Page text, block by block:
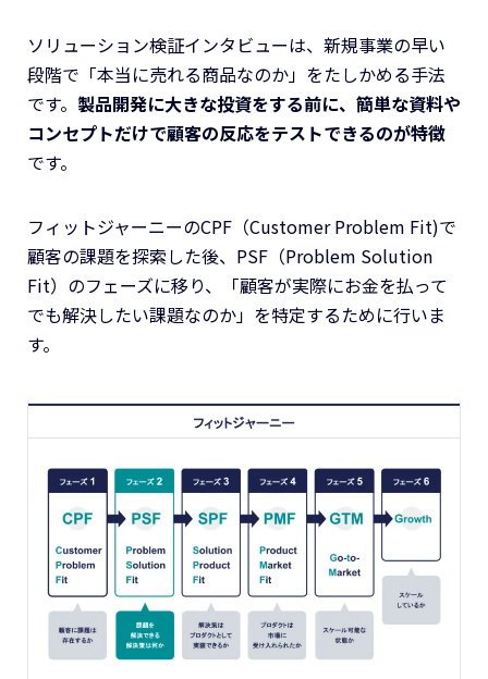
ソリューション検証インタビューは、新規事業の早い
段階で「本当に売れる商品なのか」をたしかめる手法
です。 製品開発に大きな投資をする前に、簡単な資料や
コンセプトだけで顧客の反応をテストできるのが特徴
です。
フィットジャーニーのCPF（Customer Problem Fit)で
顧客の課題を探索した後、PSF（Problem Solution
Fit）のフェーズに移り、「顧客が実際にお金を払って
でも解決したい課題なのか」を特定するために行いま
す。